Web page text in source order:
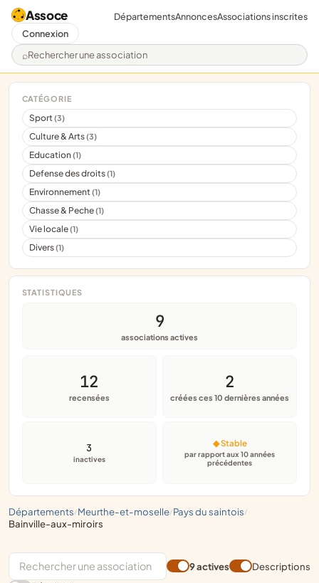
Assoce
Rechercher une association
DépartementsAnnoncesAssociations inscrites
Connexion
départements/ meurthe-et-moselle/ pays du saintois/
bainville-aux-miroirs
CATÉGORIE
Sport(3)
Culture & Arts(3)
Education(1)
Defense des droits(1)
Environnement(1)
Chasse & Peche(1)
Vie locale(1)
Divers(1)
STATISTIQUES
9
associations actives
12
recensées
2
créées ces 10 dernières années
3
inactives
◆ Stable
par rapport aux 10 années
précédentes
9 actives
Descriptions